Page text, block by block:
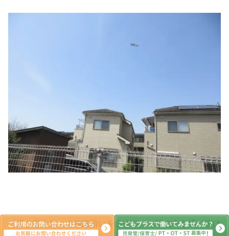
「鎌ヶ谷大仏」の線路沿いを歩きつつ、駅の中を通り抜け